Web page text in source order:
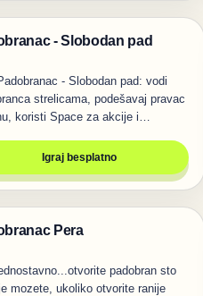
- Slobodan pad
- Slobodan pad: vodi
strelicama, podešavaj pravac
koristi Space za akcije i…
Igraj besplatno
Pera
padobran sto
mozete, ukoliko otvorite ranije